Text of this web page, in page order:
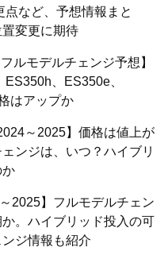
など、予想情報まと
変更に期待
ルモデルチェンジ予想】
、ES350e、
はアップか
～2025】価格は値上が
ンジは、いつ？ハイブリ
か
2025】フルモデルチェン
。ハイブリッド投入の可
ジ情報も紹介